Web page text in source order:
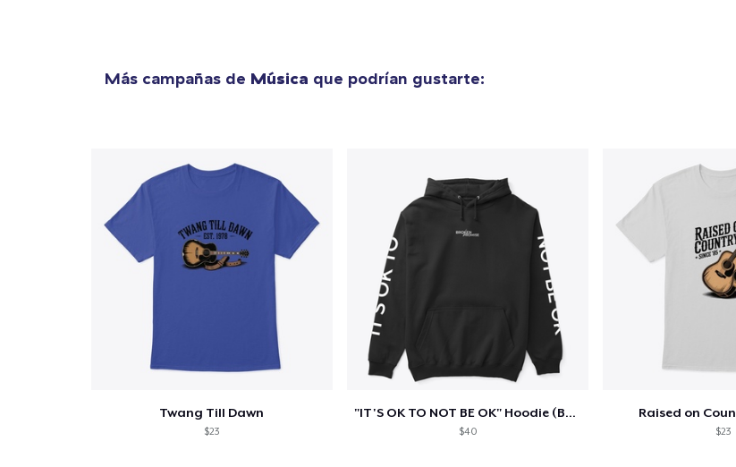
Más campañas de Música que podrían gustarte:
Twang Till Dawn
$23
"IT'S OK TO NOT BE OK" Hoodie (BP LOGO)
$40
Raised on
$23